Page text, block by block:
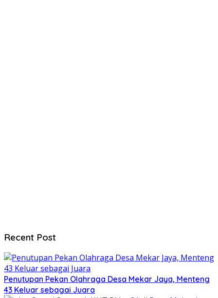
Recent Post
Penutupan Pekan Olahraga Desa Mekar Jaya, Menteng
43 Keluar sebagai Juara